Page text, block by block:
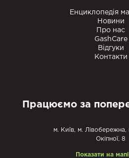
Енциклопедія
Новини
Про нас
GashCare
Відгуки
Контакти
Працюємо за
м. Київ, м. Лівобережна,
Окіпної, 8
Показати на мапі